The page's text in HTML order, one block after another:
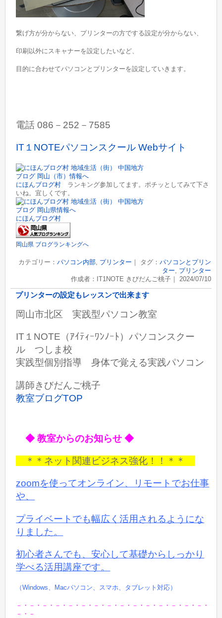
繋げ方が分からない、プリンターの方でする設定が分からない、
印刷以外にスキャナーを設定したいなど、
目的に合わせてパソコンとプリンターを設定していきます。
電話 086－252－7585
IT１NOTEパソコンスクール Webサイト
にほんブログ村 ランキング参加してます。ポチッとしてみて下さ
いね。宜しくです。
にほんブログ村
岡山県 ブログランキングへ
カテゴリー： パソコン内部, プリンター ｜ タグ： パソコンとプリン
ター, プリンター
作成者：IT1NOTE きびだんご桃子｜ 2024/07/10
プリンターの設定もレッスンで出来ます
岡山市北区 実践型パソコン教室
IT１NOTE（ｱｲﾃｨｰﾜﾝﾉｰﾄ）パソコンスクー
ル つしま校
実践型個別指導 身体で覚える実践パソコン
講師きびだんご桃子
教室ブログTOP
◆ 教室からのお知らせ ◆
＊＊ネット関連ビジネス強化！！＊＊
zoomを使ってオンライン、リモートでお仕事
や、
プライベートでも幅広く活用されるようにな
りました。
初心者さんでも、安心して基礎からしっかり
学べる活用講座です。
（Windows、Macパソコン、スマホ、タブレット対応）
－・－・－・－・－・－・－・－・－・－・－・－・－・－・－・
－・－